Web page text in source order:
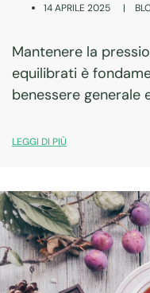
14 APRILE 2025 |
Mantenere la
equilibrati è
benessere generale
quotidiano e le
LEGGI DI PIÙ